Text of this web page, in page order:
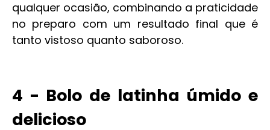
qualquer ocasião, combinando a praticidade
no preparo com um resultado final que é
tanto vistoso quanto saboroso.
4 - Bolo de latinha úmido e
delicioso